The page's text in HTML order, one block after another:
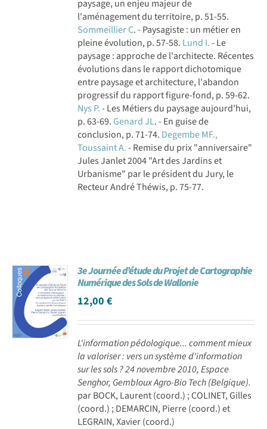
paysage, un enjeu majeur de
l'aménagement du territoire, p. 51-55.
Sommeillier C. - Paysagiste : un métier en
pleine évolution, p. 57-58. Lund I.- Le
paysage : approche de l'architecte. Récentes
évolutions dans le rapport dichotomique
entre paysage et architecture, l'abandon
progressif du rapport figure-fond, p. 59-62.
Nys P.- Les Métiers du paysage aujourd'hui,
p. 63-69.Genard JL. - En guise de
conclusion, p. 71-74. Degembe MF.,
Toussaint A.- Remise du prix "anniversaire"
Jules Janlet 2004 "Art des Jardins et
Urbanisme" par le président du Jury, le
Recteur André Théwis, p. 75-77.
3e Journée d’étude du Projet de Cartographie
Numérique des Sols de Wallonie
12,00€
L'information pédologique... comment mieux
la valoriser : vers un système d'information
sur les sols ? 24 novembre 2010, Espace
Senghor, Gembloux Agro-Bio Tech (Belgique).
par BOCK, Laurent (coord.) ; COLINET, Gilles
(coord.) ; DEMARCIN, Pierre (coord.) et
LEGRAIN, Xavier (coord.)